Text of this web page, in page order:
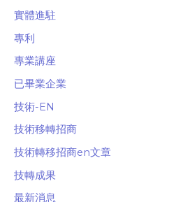
實體進駐
專利
專業講座
已畢業企業
技術-EN
技術移轉招商
技術轉移招商en文章
技轉成果
最新消息